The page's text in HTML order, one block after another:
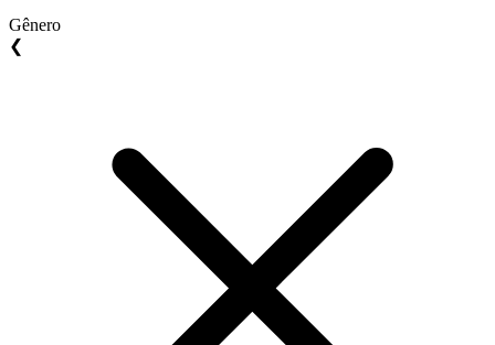
Gênero
❮